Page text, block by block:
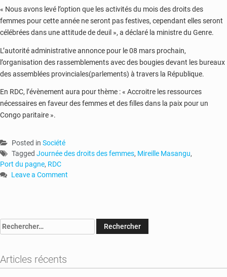
« Nous avons levé l’option que les activités du mois des droits des
femmes pour cette année ne seront pas festives, cependant elles seront
célébrées dans une attitude de deuil », a déclaré la ministre du Genre.
L’autorité administrative annonce pour le 08 mars prochain,
l’organisation des rassemblements avec des bougies devant les bureaux
des assemblées provinciales(parlements) à travers la République.
En RDC, l’évènement aura pour thème : « Accroitre les ressources
nécessaires en faveur des femmes et des filles dans la paix pour un
Congo paritaire ».
Posted in Société
Tagged Journée des droits des femmes, Mireille Masangu,
Port du pagne, RDC
Leave a Comment
droits
:
Mireille
Rechercher :
Articles récents